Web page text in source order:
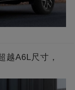
越A6L尺寸，